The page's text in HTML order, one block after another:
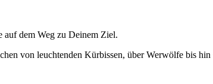
auf dem Weg zu Deinem Ziel.
von leuchtenden Kürbissen, über Werwölfe bis